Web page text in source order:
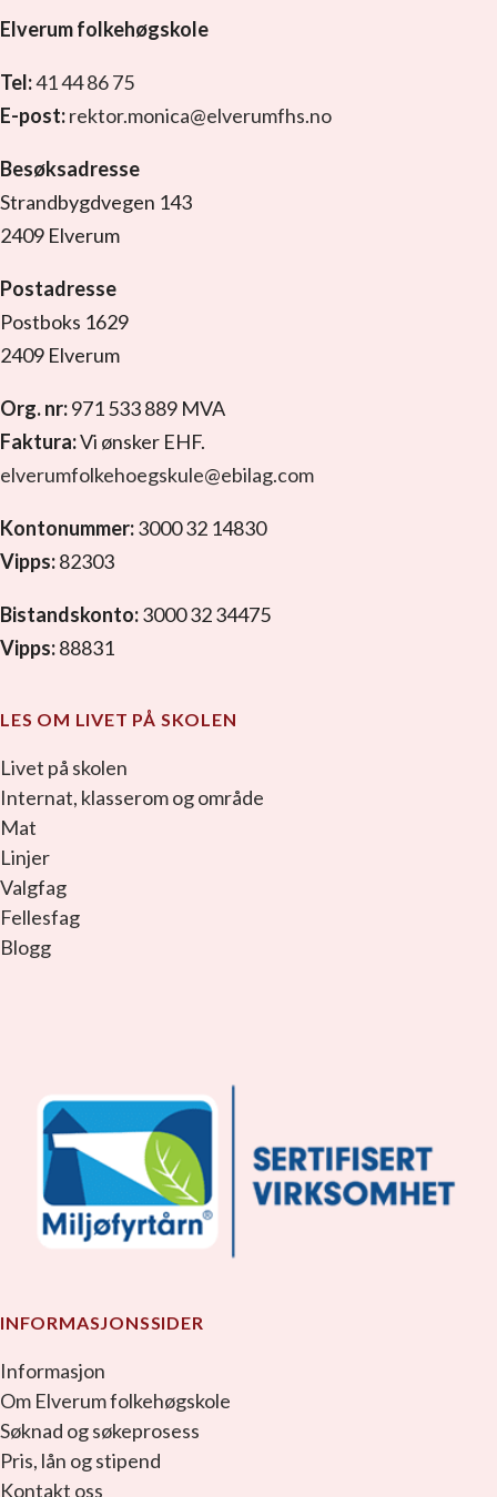
Elverum folkehøgskole
Tel:41 44 86 75
E-post:rektor.monica@elverumfhs.no
Besøksadresse
Strandbygdvegen 143
2409 Elverum
Postadresse
Postboks 1629
2409 Elverum
Org. nr:971 533 889 MVA
Faktura:Vi ønsker EHF.
elverumfolkehoegskule@ebilag.com
Kontonummer:3000 32 14830
Vipps:82303
Bistandskonto:3000 32 34475
Vipps:88831
LES OM LIVET PÅ SKOLEN
Livet på skolen
Internat, klasserom og område
Mat
Linjer
Valgfag
Fellesfag
Blogg
INFORMASJONSSIDER
Informasjon
Om Elverum folkehøgskole
Søknad og søkeprosess
Pris, lån og stipend
Kontakt oss